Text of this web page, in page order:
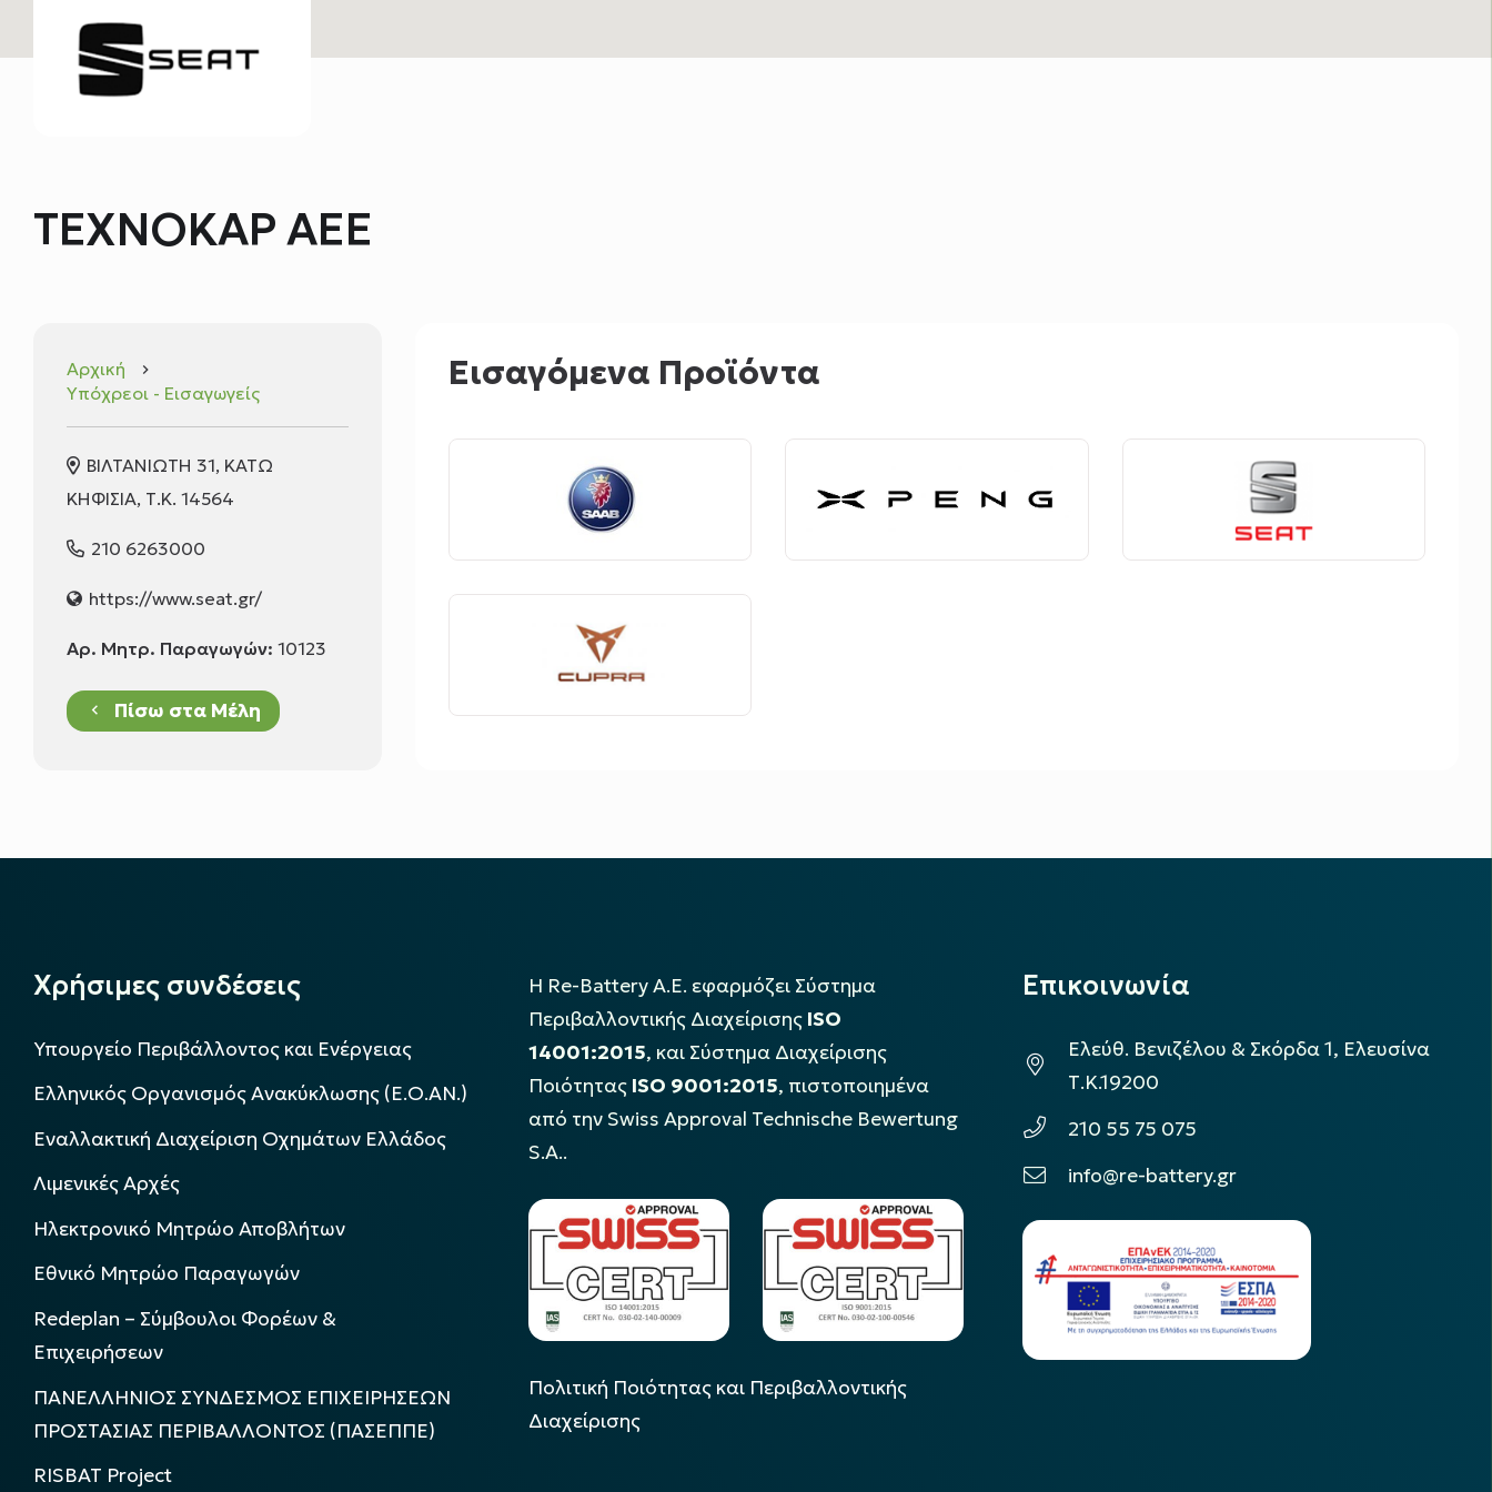
ΤΕΧΝΟΚΑΡ ΑΕΕ
Αρχική keyboard_arrow_right
Υπόχρεοι - Εισαγωγείς
ΒΙΛΤΑΝΙΩΤΗ 31, ΚΑΤΩ
ΚΗΦΙΣΙΑ, Τ.Κ. 14564
210 6263000
https://www.seat.gr/
Αρ. Μητρ. Παραγωγών: 10123
keyboard_arrow_left Πίσω στα Μέλη
Εισαγόμενα Προϊόντα
Χρήσιμες συνδέσεις
Υπουργείο Περιβάλλοντος και Ενέργειας
Ελληνικός Οργανισμός Ανακύκλωσης (Ε.Ο.ΑΝ.)
Εναλλακτική Διαχείριση Οχημάτων Ελλάδος
Λιμενικές Αρχές
Ηλεκτρονικό Μητρώο Αποβλήτων
Εθνικό Μητρώο Παραγωγών
Redeplan – Σύμβουλοι Φορέων &
Επιχειρήσεων
ΠΑΝΕΛΛΗΝΙΟΣ ΣΥΝΔΕΣΜΟΣ ΕΠΙΧΕΙΡΗΣΕΩΝ
ΠΡΟΣΤΑΣΙΑΣ ΠΕΡΙΒΑΛΛΟΝΤΟΣ (ΠΑΣΕΠΠΕ)
RISBAT Project
Η Re-Battery Α.Ε. εφαρμόζει Σύστημα
Περιβαλλοντικής Διαχείρισης ISO
14001:2015, και Σύστημα Διαχείρισης
Ποιότητας ISO 9001:2015, πιστοποιημένα
από την Swiss Approval Technische Bewertung
S.A..
Πολιτική Ποιότητας και Περιβαλλοντικής
Διαχείρισης
Επικοινωνία
Ελεύθ. Βενιζέλου & Σκόρδα 1, Ελευσίνα
Τ.Κ.19200
210 55 75 075
info@re-battery.gr